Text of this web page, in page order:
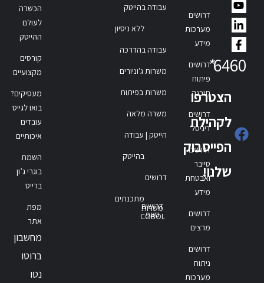
6460
*
הצטרפו
לקהילת
הפייסבוק
שלנו!
דרושים
מערכות
מידע
דרושים
פיתוח
תוכנה
דרושים
דיגיטל
דרושים
סייבר
ואבטחת
מידע
דרושים
מרצים
דרושים
ניתוח
מערכות
עבודה בהייטק
ללא ניסיון
עבודה בהדרכה
משרות ג'וניורים
משרות בפיתוח
משרה מלאה
הייטק | עבודה
בהייטק
דרושים
מתכנתים
דרושים
סאפ
משרות
COBOL
הכשרה
לעולם
ההייטק
קורסים
מקצועיים
מעסיקים?
בואו לגייס
עובדים
איכותיים
השמת
בוגרי ג’ון
ברייס
מפת
אתר
מחשבון
ברוטו
נטו